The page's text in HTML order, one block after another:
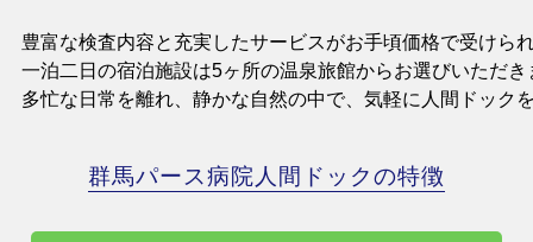
豊富な検査内容と充実したサービスがお手頃価格で受けら
一泊二日の宿泊施設は5ヶ所の温泉旅館からお選びいただ
多忙な日常を離れ、静かな自然の中で、気軽に人間ドック
群馬パース病院人間ドックの特徴